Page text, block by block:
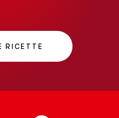
RICETTE